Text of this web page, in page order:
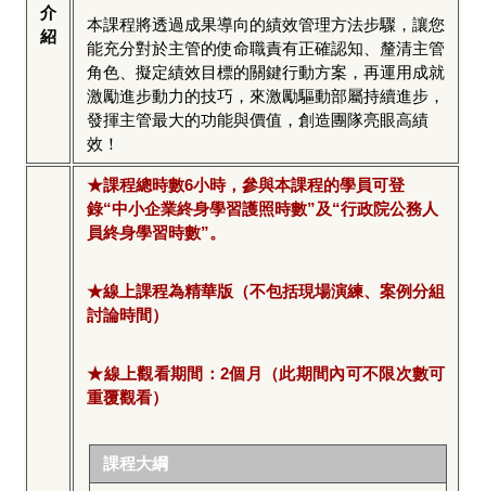
介
紹
本課程將透過成果導向的績效管理方法步驟，讓您
能充分對於主管的使命職責有正確認知、釐清主管
角色、擬定績效目標的關鍵行動方案，再運用成就
激勵進步動力的技巧，來激勵驅動部屬持續進步，
發揮主管最大的功能與價值，創造團隊亮眼高績
效！
★課程總時數6小時，參與本課程的學員可登
錄“中小企業終身學習護照時數”及“行政院公務人
員終身學習時數”。
★線上課程為精華版（不包括現場演練、案例分組
討論時間）
★線上觀看期間：2個月（此期間內可不限次數可
重覆觀看）
課程大綱